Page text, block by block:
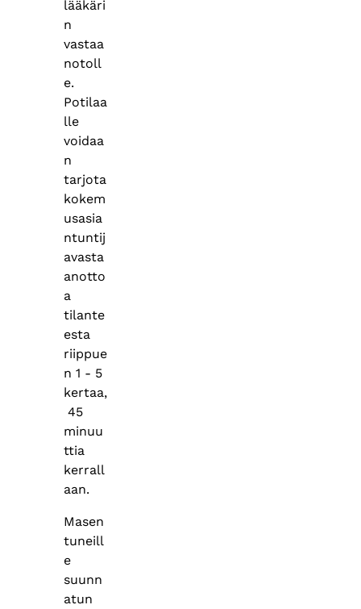
lääkäri
n
vastaa
notoll
e.
Potilaa
lle
voidaa
n
tarjota
kokem
usasia
ntuntij
avasta
anotto
a
tilante
esta
riippue
n 1 - 5
kertaa,
45
minuu
ttia
kerrall
aan.
Masen
tuneill
e
suunn
atun